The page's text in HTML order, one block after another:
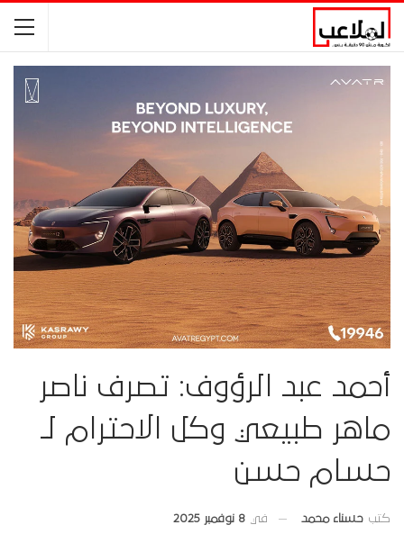
أحمد عبد الرؤوف: تصرف ناصر
ماهر طبيعي وكل الاحترام لـ
حسام حسن
كتب حسناء محمد في 8 نوفمبر 2025